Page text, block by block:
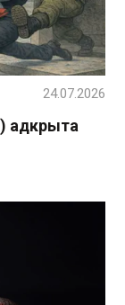
адкрыта
24.07.2026